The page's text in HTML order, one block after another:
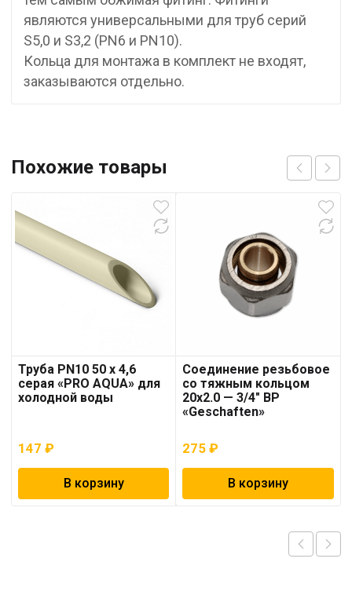
являются универсальными для труб серий
S5,0 и S3,2 (PN6 и PN10).
Кольца для монтажа в комплект не входят,
заказываются отдельно.
Похожие товары
Труба PN10 50 x 4,6
серая «PRO AQUA» для
холодной воды
147 ₽
В корзину
Соединение резьбовое
со тяжным кольцом
20х2.0 — 3/4″ ВР
«Geschaften»
275₽
В корзину